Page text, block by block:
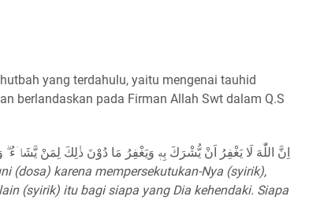
yang terdahulu, yaitu mengenai tauhid
berlandaskan pada Firman Allah Swt dalam Q.S
اِنَّ اللّٰهَ لَا يَغْفِرُ اَنْ يُّشْرَكَ بِهٖ وَيَغْفِرُ مَا دُوْنَ ذٰلِكَ لِمَنْ يَّشَاۤءُ
(dosa) karena mempersekutukan-Nya (syirik),
(syirik) itu bagi siapa yang Dia kehendaki. Siapa